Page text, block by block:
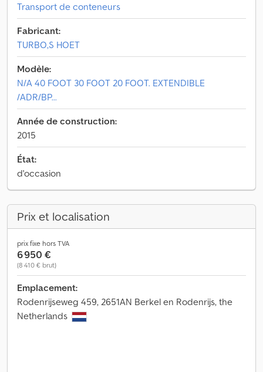
Transport de conteneurs
Fabricant:
TURBO,S HOET
Modèle:
N/A 40 FOOT 30 FOOT 20 FOOT. EXTENDIBLE
/ADR/BP...
Année de construction:
2015
État:
d'occasion
Prix et localisation
prix fixe hors TVA
6 950 €
(8 410 € brut)
Emplacement:
Rodenrijseweg 459, 2651AN Berkel en Rodenrijs, the
Netherlands